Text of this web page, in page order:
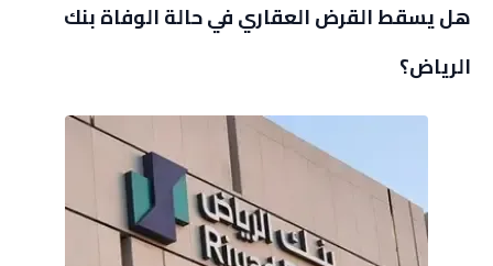
هل يسقط القرض العقاري في حالة الوفاة بنك
الرياض؟